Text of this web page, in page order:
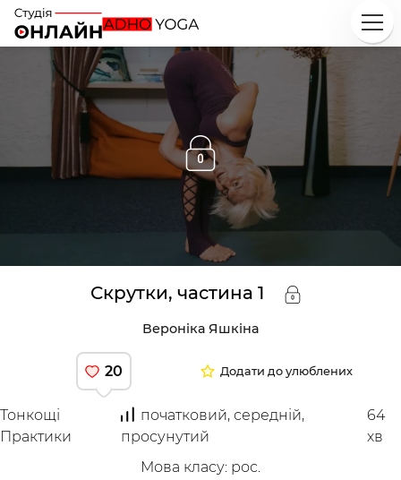
Скрутки, частина 1
Вероніка Яшкіна
20 Додати до улюблених
Тонкощі
Практики
початковий, середній,
просунутий
64
хв
Мова класу: рос.